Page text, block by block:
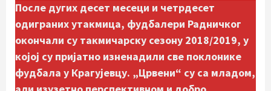
После дугих десет месеци и четрдесет
одиграних утакмица, фудбалери Радничког
окончали су такмичарску сезону 2018/2019, у
којој су пријатно изненадили све поклонике
фудбала у Крагујевцу. „Црвени“ су са младом,